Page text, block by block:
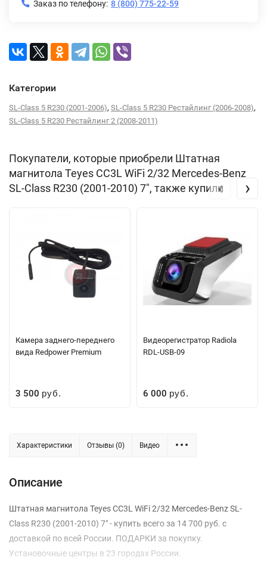
Заказ по телефону: 8 (800) 775-22-59
Категории
SL-Class 5 R230 (2001-2006), SL-Class 5 R230 Рестайлинг (2006-2008),
SL-Class 5 R230 Рестайлинг 2 (2008-2011)
Покупатели, которые приобрели Штатная
магнитола Teyes CC3L WiFi 2/32 Mercedes-Benz
SL-Class R230 (2001-2010) 7", также купили
Камера заднего-переднего
вида Redpower Premium
3 500 руб.
Видеорегистратор Radiola
RDL-USB-09
6 000 руб.
‹ ›
Характеристики Отзывы (0) Видео
Описание
Штатная магнитола Teyes CC3L WiFi 2/32 Mercedes-Benz SL-
Class R230 (2001-2010) 7" - купить всего за 14 700 руб. с
доставкой по всей России. ПОДАРКИ за покупку.
Установочные центры в 23 городах России.